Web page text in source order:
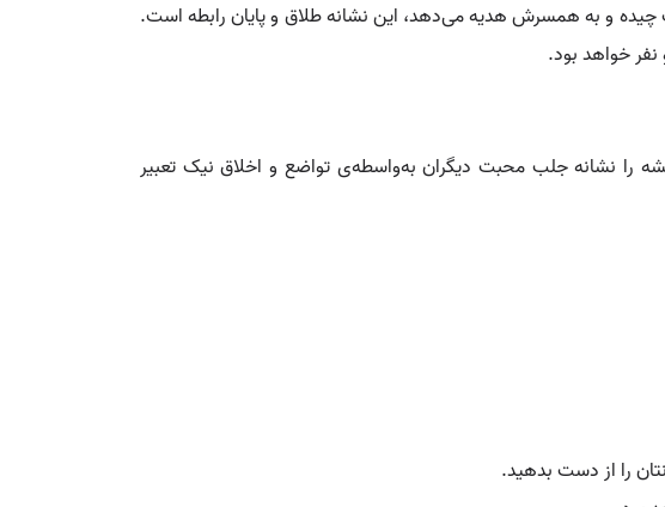
چیده و به همسرش هدیه می‌دهد، این نشانه طلاق و پایان رابطه است.
خواهد بود.
را نشانه جلب محبت دیگران به‌واسطه‌ی تواضع و اخلاق نیک تعبیر
را از دست بدهید.